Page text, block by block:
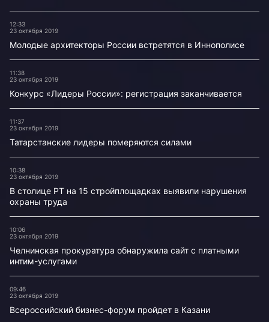
12:33
23 октября 2019
Молодые архитекторы России встретятся в Иннополисе
11:38
23 октября 2019
Конкурс «Лидеры России»: регистрация заканчивается
11:37
23 октября 2019
Татарстанские лидеры померяются силами
10:38
23 октября 2019
В столице РТ на 15 стройплощадках выявили нарушения
охраны труда
10:06
23 октября 2019
Челнинская прокуратура обнаружила сайт с платными
интим-услугами
09:46
23 октября 2019
Всероссийский бизнес-форум пройдет в Казани